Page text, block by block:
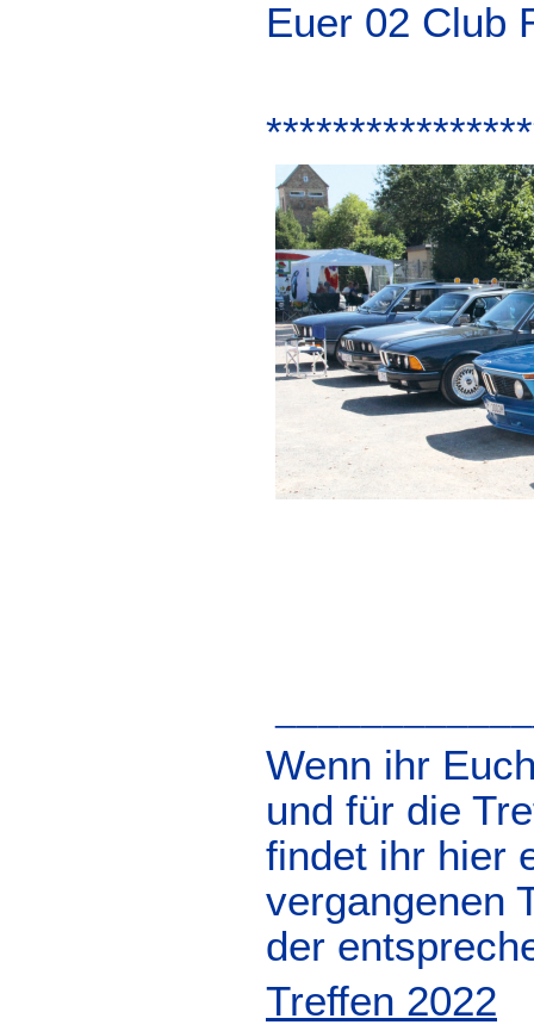
Euer 02 Club
Wenn ihr
und für die
findet ihr hier
vergangenen
der
Treffen 2022